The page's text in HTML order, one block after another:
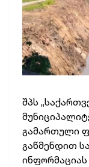
შპს
გამართული
გაწმენდით